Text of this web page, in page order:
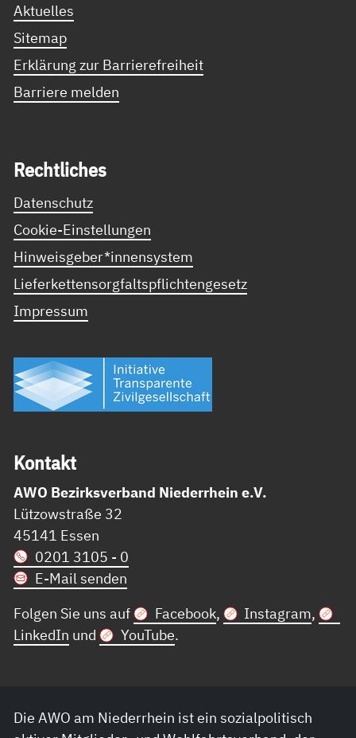
Aktuelles
Sitemap
Erklärung zur Barrierefreiheit
Barriere melden
Recht­li­ches
Datenschutz
Cookie-Einstellungen
Hinweisgeber*innensystem
Lieferkettensorgfaltspflichtengesetz
Impressum
Kon­takt
AWO Bezirksverband Niederrhein e.V.
Lützowstraße 32
45141 Essen
0201 3105 - 0
E-Mail senden
Folgen Sie uns auf
Facebook, Instagram,
LinkedIn und YouTube.
Die AWO am Niederrhein ist ein sozialpolitisch